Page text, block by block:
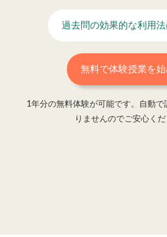
過去問の効果的な利用
無料で体験授業を始
1年分の無料体験が可能です。自動で
りませんのでご安心くだ